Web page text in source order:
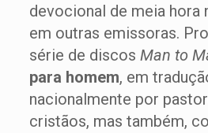
devocional de meia hora
em outras emissoras.
série de discos Man to
para homem, em
nacionalmente por
cristãos, mas também,